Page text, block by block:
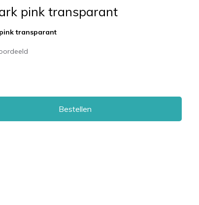
pink transparant
transparant
Bestellen